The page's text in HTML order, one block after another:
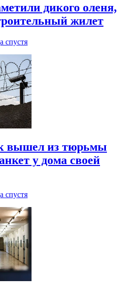
дикого оленя,
жилет
спустя
вышел из тюрьмы
у дома своей
спустя